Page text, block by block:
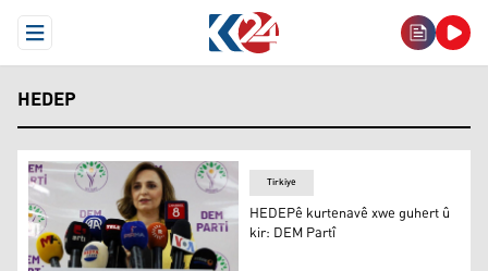
Open Menu
HEDEP
Tirkiye
HEDEPê kurtenavê xwe guhert û
kir: DEM Partî